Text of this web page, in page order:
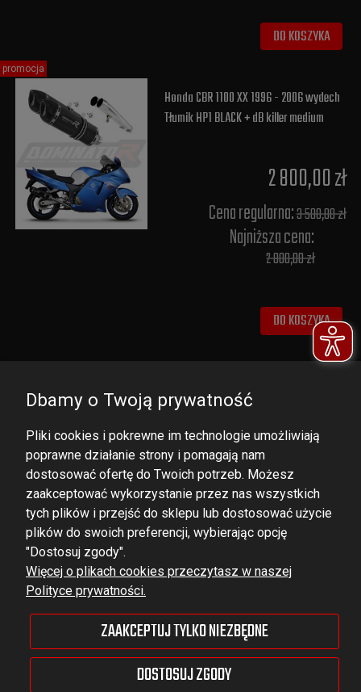
DO KOSZYKA
Honda CBR 1100 XX 1996 - 2006 wydech
Tłumik HP1 BLACK + dB killer medium
2 800,00 zł
Cena regularna:3 500,00 zł
Najniższa cena:
2 800,00 zł
DO KOSZYKA
promocja
DOMINATOR GROUP Sp. z o.o.
Ludowa 59, 43-514 Kaniów,
POLAND
VAT ID No.: 6521751083
dominator@dominator.pl
Dbamy o Twoją prywatność
Pliki cookies i pokrewne im technologie umożliwiają
poprawne działanie strony i pomagają nam
dostosować ofertę do Twoich potrzeb. Możesz
zaakceptować wykorzystanie przez nas wszystkich
tych plików i przejść do sklepu lub dostosować użycie
plików do swoich preferencji, wybierając opcję
"Dostosuj zgody".
Więcej o plikach cookies przeczytasz w naszej
Polityce prywatności.
ZAAKCEPTUJ TYLKO NIEZBĘDNE
DOSTOSUJ ZGODY